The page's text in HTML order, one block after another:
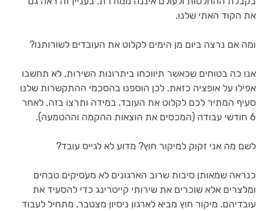
את הקוד האתי שלנו.
ומה אם נרצה ביום מן הימים לקלוט את העובדים לשורותנו?
אנו כה בטוחים שכאשר תיווכחו ביתרונות השירות, לא תחשבו
אפילו על אופציה כזאת. לכן הוספנו בהסכמי ההתקשרות שלנו
סעיף המתיר לכם לקלוט את העובד, במידה ותרצו בזה, לאחר
6 חודשי עבודה (המכסים את הוצאות ההקמה וההטמעה).
לשם מה אני זקוק למיקור חוץ? מדוע לא לגייס עובד?
כנראה שמאותן סיבות שרוב הארגונים לא מעסיקים טבחים
ומלצרים אלא שוכרים את שירותי קייטרינג כדי להסעיד את
עובדיהם. מיקור חוץ מביא לארגון ניסיון מצטבר, מתחיל לעבוד